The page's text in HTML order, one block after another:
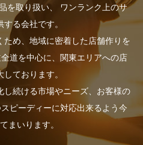
を取り扱い、
ワンランク上のサ
る会社です。
ため、地域に密着した店舗作りを
道を中心に、関東エリアへの店
ております。
し続ける市場やニーズ、お客様の
ピーディーに対応出来るよう今
まいります。